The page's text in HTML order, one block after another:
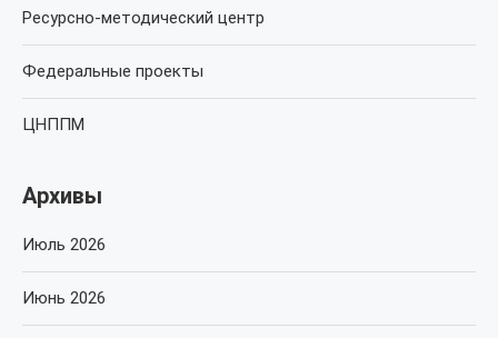
Ресурсно-методический центр
Федеральные проекты
ЦНППМ
Архивы
Июль 2026
Июнь 2026